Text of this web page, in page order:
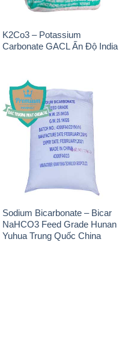
K2Co3 – Potassium
Carbonate GACL Ấn Độ India
Sodium Bicarbonate – Bicar
NaHCO3 Feed Grade Hunan
Yuhua Trung Quốc China